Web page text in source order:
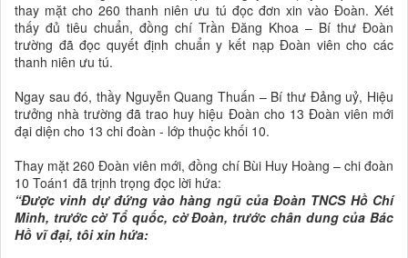
thay mặt cho 260 thanh niên ưu tú đọc đơn xin vào Đoàn. Xét
thấy đủ tiêu chuẩn, đồng chí Trần Đăng Khoa – Bí thư Đoàn
trường đã đọc quyết định chuẩn y kết nạp Đoàn viên cho các
thanh niên ưu tú.
Ngay sau đó, thầy Nguyễn Quang Thuấn – Bí thư Đảng uỷ, Hiệu
trưởng nhà trường đã trao huy hiệu Đoàn cho 13 Đoàn viên mới
đại diện cho 13 chi đoàn - lớp thuộc khối 10.
Thay mặt 260 Đoàn viên mới, đồng chí Bùi Huy Hoàng – chi đoàn
10 Toán1 đã trịnh trọng đọc lời hứa:
“Được vinh dự đứng vào hàng ngũ của Đoàn TNCS Hồ Chí
Minh, trước cờ Tổ quốc, cờ Đoàn, trước chân dung của Bác
Hồ vĩ đại, tôi xin hứa: